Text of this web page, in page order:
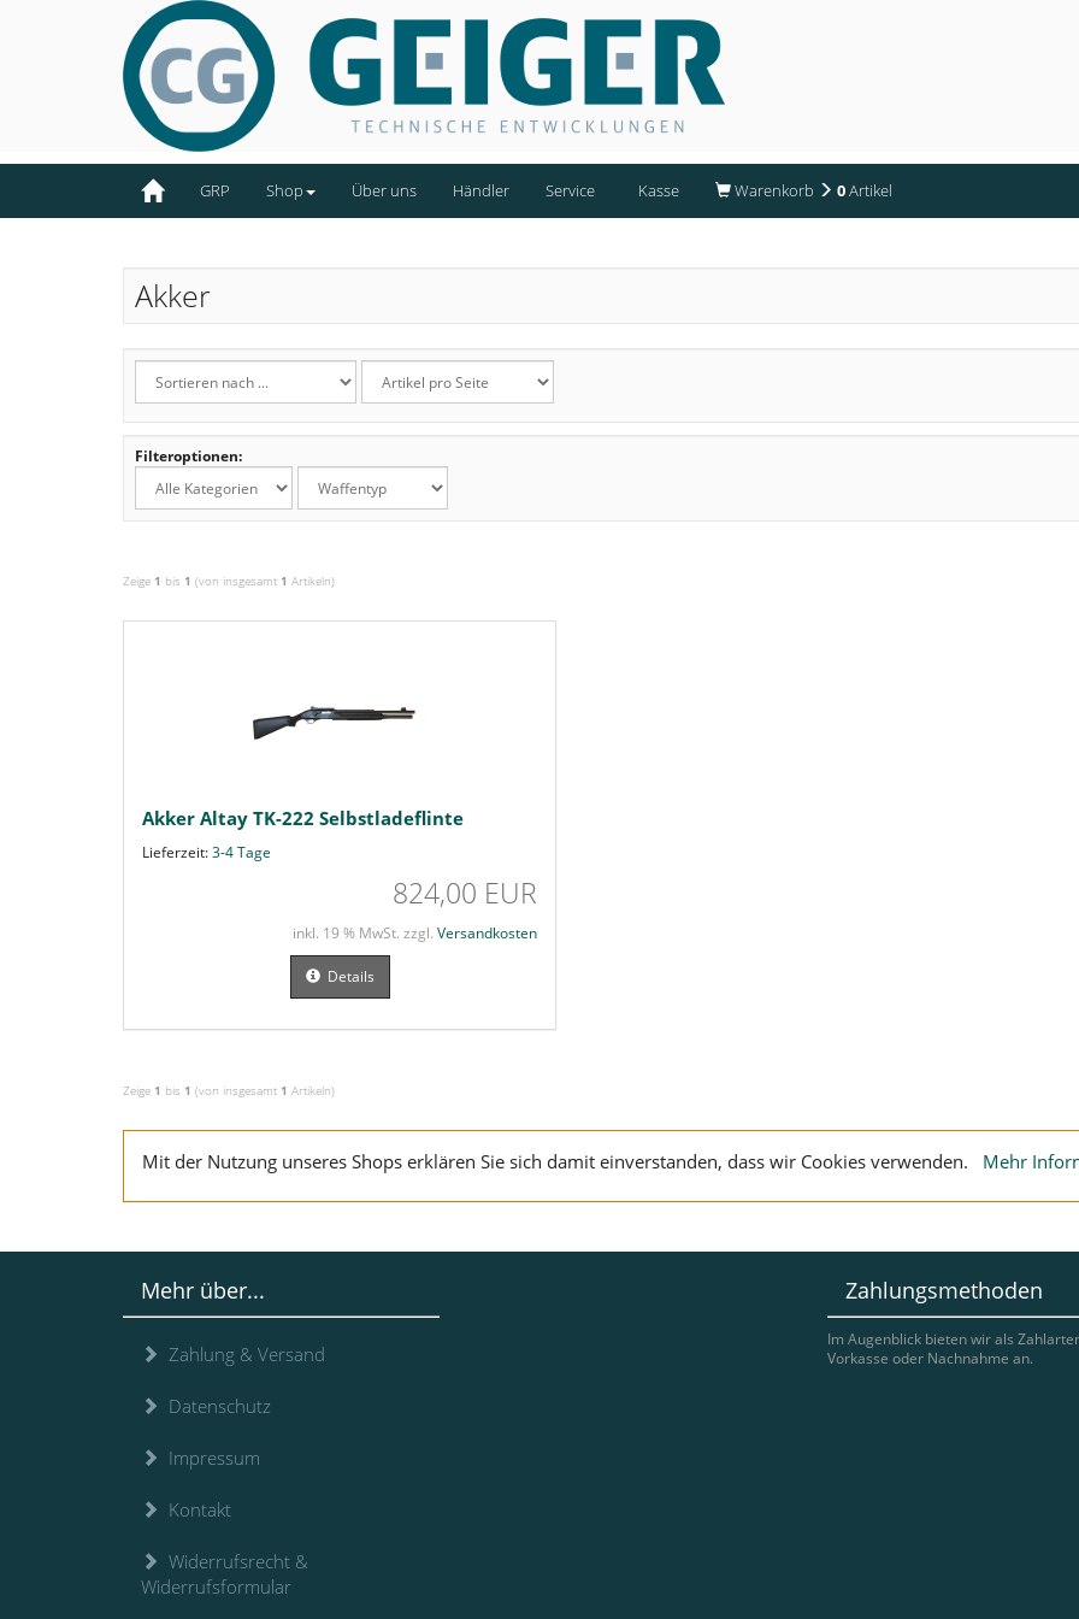
GRP Shop Über uns Händler Service Kasse Warenkorb 0Artikel
Akker
Filteroptionen:
Zeige 1 bis 1 (von insgesamt 1 Artikeln)
Akker Altay TK-222 Selbstladeflinte
Lieferzeit:3-4 Tage
824,00 EUR
inkl. 19 % MwSt. zzgl. Versandkosten
Details
Zeige 1 bis 1 (von insgesamt 1 Artikeln)
Mit der Nutzung unseres Shops erklären Sie sich damit einverstanden, dass wir Cookies verwenden. Mehr
Mehr über...
Zahlung & Versand
Datenschutz
Impressum
Kontakt
Widerrufsrecht &
Widerrufsformular
Zahlungsmethoden
Im Augenblick bieten wir als
Vorkasse oder Nachnahme an.